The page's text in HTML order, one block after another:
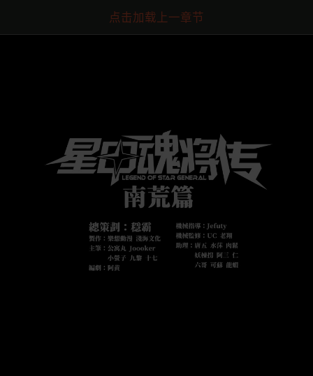
点击加载上一章节